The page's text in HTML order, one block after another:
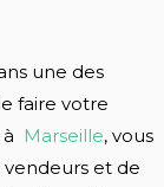
une des
faire votre
Marseille, vous
et de